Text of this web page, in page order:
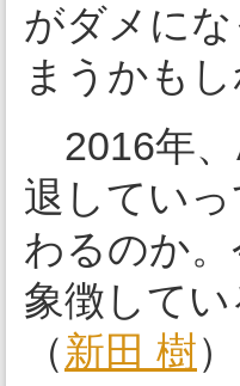
がダメに
まうかもし
2016年、
退してい
わるのか
象徴して
（新田 樹）